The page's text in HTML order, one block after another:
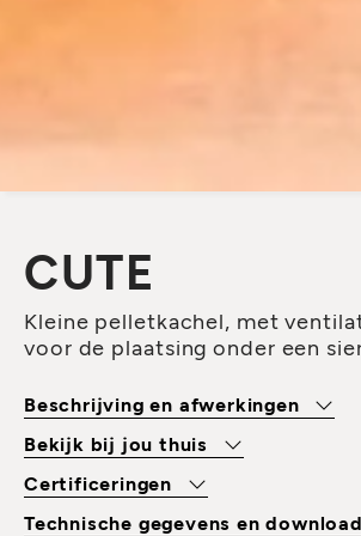
CUTE
Kleine pelletkachel, met
voor de plaatsing onder een
Beschrijving en afwerkingen
Bekijk bij jou thuis
Certificeringen
Technische gegevens en